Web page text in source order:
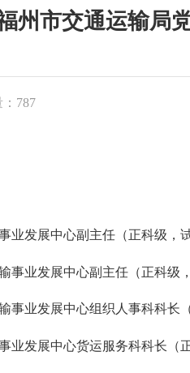
州市交通运输局
787
业发展中心副主任（正科级，
事业发展中心副主任（正科级
事业发展中心组织人事科科长
业发展中心货运服务科科长（